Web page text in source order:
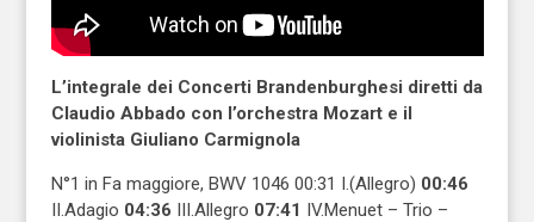
L’integrale dei Concerti Brandenburghesi diretti da
Claudio Abbado con l’orchestra Mozart e il
violinista Giuliano Carmignola
N°1 in Fa maggiore, BWV 1046 00:31 I.(Allegro) 00:46
II.Adagio 04:36 III.Allegro 07:41 IV.Menuet – Trio –